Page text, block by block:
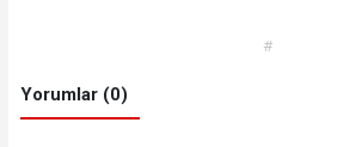
#
Yorumlar (0)